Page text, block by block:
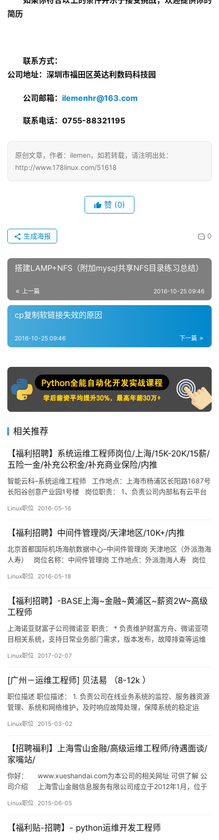
简历
联系方式：
公司地址：深圳市福田区英达利数码科技园
公司邮箱： ilemenhr@163.com
联系电话：0755-88321195
原创文章，作者：ilemen，如若转载，请注明出处：
http://www.178linux.com/51618
赞 (0)
0
生成海报
搭建LAMP+NFS（附加mysql共享NFS目录练习总结）
上一篇 2016-10-25 09:46
cp复制软链接失效的原因
下一篇
2016-10-25 09:46
相关推荐
【福利招聘】系统运维工程师岗位/上海/15K-20K/15薪/
五险一金/补充公积金/补充商业保险/内推
智能云科–系统运维工程师 工作地点：上海市杨浦区长阳路1687号
长阳谷创意产业园1号楼 岗位职责： 1、负责公司内部私有云平台
生产环境的运维工作 3、制定运维流程，形成运维规范 岗位要求：
Linux职位 2016-05-16
【福利招聘】中间件管理岗/天津地区/10K+/内推
北京首都国际机场海航数据中心–中间件管理岗 天津地区（外派渤海
人寿） 岗位名称：中间件管理岗 工作地点：外派渤海人寿 岗位
2、weblogic中间件故障处理与性能调优。 3、日常的操作系统运维
Linux职位 2016-05-18
【福利招聘】-BASE上海~金融~黄浦区~薪资2W~高级
工程师
上海诺亚财富子公司微诺亚 职责： * 负责维护财富方舟、微诺亚项
目相关系统，支持日常业务部门需求，版本发布，故障排查等运维
要求： 1. 3年以上全职运维或相关岗位经验 2. 了解linux系统，
shell/python/awk等常见…
Linux职位 2017-02-07
[广州－运维工程师] 贝法易 （8-12k ）
职位描述 职位描述： 1. 负责公司在线业务系统的监控、服务器资源
管理、系统和网络维护，及时响应故障处理，保障系统的稳定运
化； 3. 配合研发团队进行系统平台软件版本的调试及升级操作； 4.
效运行； 5. 编写相关系统运维手册、部署手册，…
Linux职位 2015-03-02
【招聘福利】上海雪山金融/高级运维工程师/待遇面谈/
家嘴站/
你好： www.xueshandai.com为本公司的相关网址 可供了解 公
司介绍 上海雪山金融信息服务有限公司成立于2012年1月，位于
力支持中小微企业发展，建设多层次资本市场，资产证券化和利率
Linux职位 2015-06-05
【福利贴-招聘】- python运维开发工程师